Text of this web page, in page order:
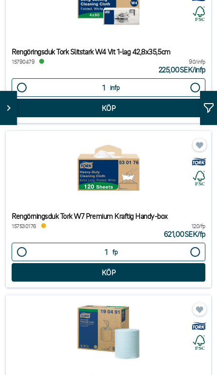
Rengöringsduk Tork Slitstark W4 Vit 1-lag 42,8x35,5cm
15790479 90/infp
225,00SEK/infp
infp
Rengörningsduk Tork W7 Premium Kraftig Handy-box
157530176 120/fp
621,00SEK/fp
fp